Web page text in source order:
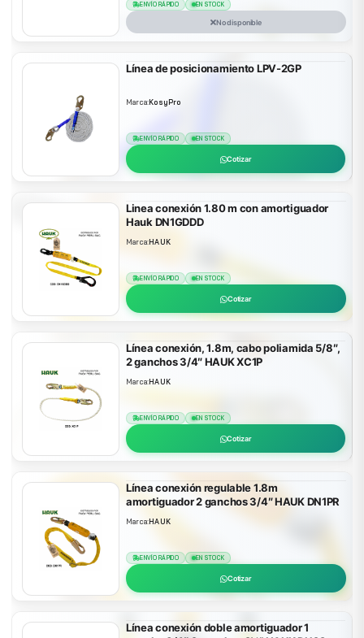
ENVÍO RÁPIDO EN STOCK
No disponible
Línea de posicionamiento LPV-2GP
Marca:KosyPro
ENVÍO RÁPIDO EN STOCK
Cotizar
Linea conexión 1.80 m con amortiguador
Hauk DN1GDDD
Marca:HAUK
ENVÍO RÁPIDO EN STOCK
Cotizar
Línea conexión, 1.8m, cabo poliamida 5/8″,
2 ganchos 3/4″ HAUK XC1P
Marca:HAUK
ENVÍO RÁPIDO EN STOCK
Cotizar
Línea conexión regulable 1.8m
amortiguador 2 ganchos 3/4″ HAUK DN1PR
Marca:HAUK
ENVÍO RÁPIDO EN STOCK
Cotizar
Línea conexión doble amortiguador 1